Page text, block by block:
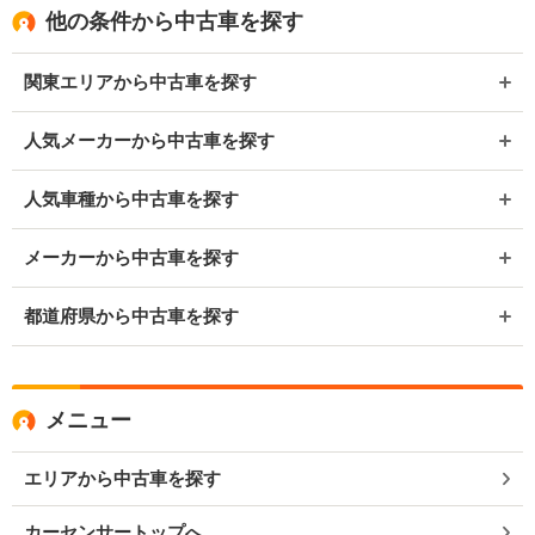
他の条件から中古車を探す
関東エリアから中古車を探す
人気メーカーから中古車を探す
人気車種から中古車を探す
メーカーから中古車を探す
都道府県から中古車を探す
メニュー
エリアから中古車を探す